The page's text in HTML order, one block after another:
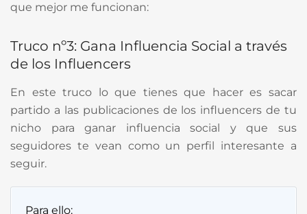
que mejor me funcionan:
Truco nº3: Gana Influencia Social a través
de los Influencers
En este truco lo que tienes que hacer es sacar
partido a las publicaciones de los influencers de tu
nicho para ganar influencia social y que sus
seguidores te vean como un perfil interesante a
seguir.
Para ello: